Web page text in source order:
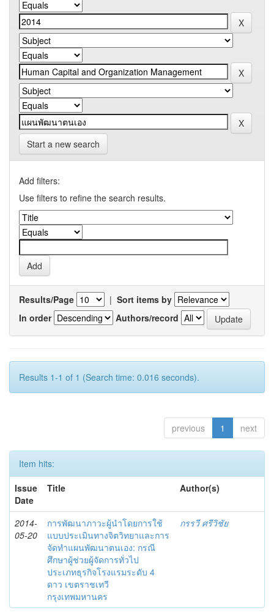
Start a new search
Add filters:
Use filters to refine the search results.
Results/Page | Sort items by
In order
Authors/record
Results 1-1 of 1 (Search time: 0.016 seconds).
previous 1 next
Item hits:
Issue
Date
Title Author(s)
2014-
05-20
การพัฒนาภาวะผู้นำโดยการใช้
แบบประเมินทางจิตวิทยาและการ
จัดทำแผนพัฒนาตนเอง: กรณี
ศึกษาผู้ช่วยผู้จัดการทั่วไป
ประเภทธุรกิจโรงแรมระดับ 4
ดาว เขตราชเทวี
กรุงเทพมหานคร
กรรวี ศรีวิชัย